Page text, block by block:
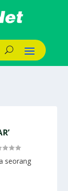
seorang